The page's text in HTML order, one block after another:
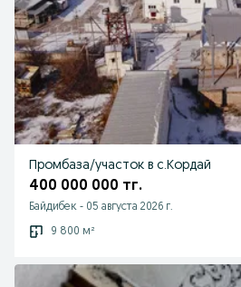
Промбаза/участок в с.Кордай
400 000 000 тг.
Байдибек - 05 августа 2026 г.
9 800 м²